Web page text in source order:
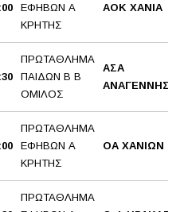
ΕΦΗΒΩΝ Α
ΚΡΗΤΗΣ
AOK XANΙΑ
ΠΡΩΤΑΘΛΗΜΑ
ΠΑΙΔΩΝ Β Β
ΟΜΙΛΟΣ
ΑΣΑ
ΑΝΑΓΕΝΝΗΣΗ
ΠΡΩΤΑΘΛΗΜΑ
ΕΦΗΒΩΝ Α
ΚΡΗΤΗΣ
ΟΑ ΧΑΝΙΩΝ
ΠΡΩΤΑΘΛΗΜΑ